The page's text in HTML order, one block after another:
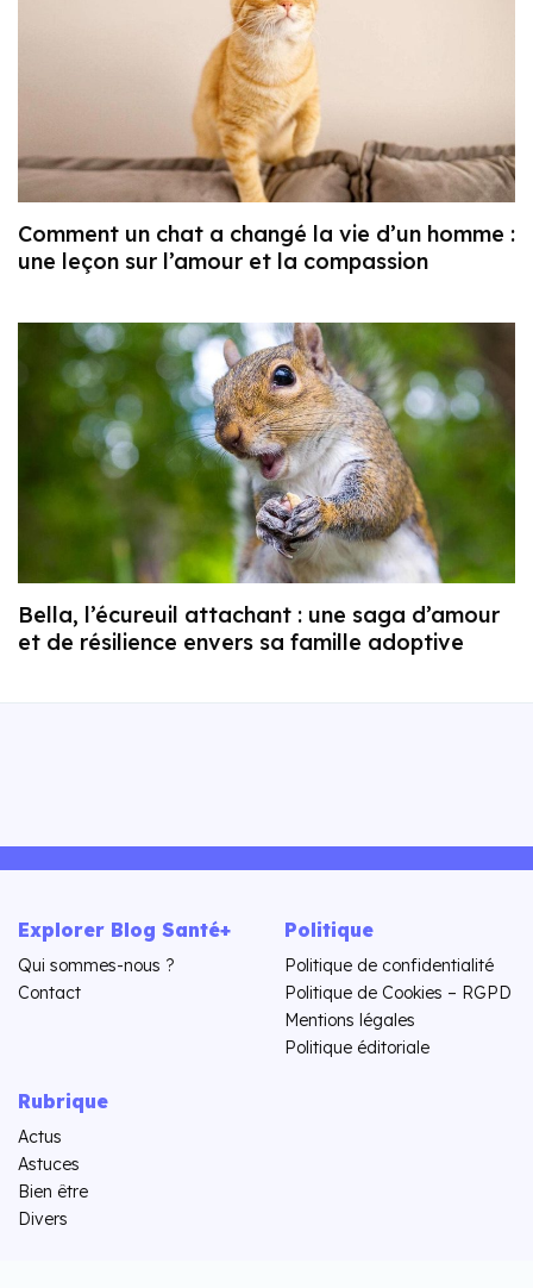
Comment un chat a changé la vie d’un homme :
une leçon sur l’amour et la compassion
Bella, l’écureuil attachant : une saga d’amour
et de résilience envers sa famille adoptive
Explorer Blog Santé+
Qui sommes-nous ?
Contact
Politique
Politique de confidentialité
Politique de Cookies – RGPD
Mentions légales
Politique éditoriale
Rubrique
Actus
Astuces
Bien être
Divers